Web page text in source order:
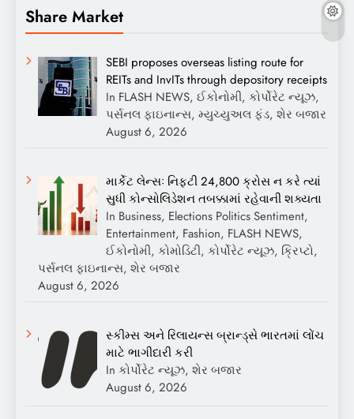
Share Market
SEBI proposes overseas listing route for
REITs and InvITs through depository receipts
In FLASH NEWS, ઈકોનોમી, કોર્પોરેટ ન્યૂઝ,
પર્સનલ ફાઇનાન્સ, મ્યુચ્યુઅલ ફંડ, શેર બજાર
August 6, 2026
માર્કેટ લેન્સઃ નિફ્ટી 24,800 ક્રોસ ન કરે ત્યાં
સુધી કોન્સોલિડેશન તબક્કામાં રહેવાની શક્યતા
In Business, Elections Politics Sentiment,
Entertainment, Fashion, FLASH NEWS,
ઈકોનોમી, કોમોડિટી, કોર્પોરેટ ન્યૂઝ, ક્રિપ્ટો,
પર્સનલ ફાઇનાન્સ, શેર બજાર
August 6, 2026
સ્કીમ્સ અને રિલાયન્સ બ્રાન્ડ્સે ભારતમાં લોંચ
માટે ભાગીદારી કરી
In કોર્પોરેટ ન્યૂઝ, શેર બજાર
August 6, 2026